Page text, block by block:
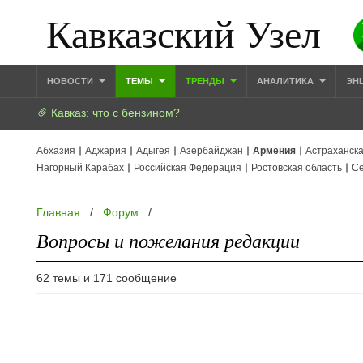
Кавказский Узел
НОВОСТИ ТЕМЫ ТРЕНДЫ АНАЛИТИКА
Кавказ: что с бензином?
Абхазия Аджария Адыгея Азербайджан Армения
Нагорный Карабах
Российская Федерация Ростовская область
Главная / Форум /
Вопросы и пожелания редакции
62 темы и 171 сообщение